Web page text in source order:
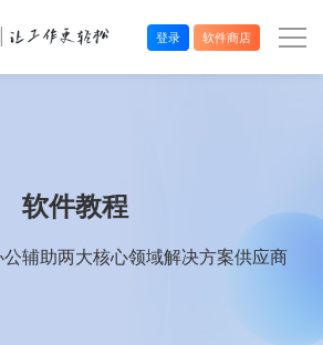
登录 软件商店
软件教程
辅助两大核心领域解决方案供应商